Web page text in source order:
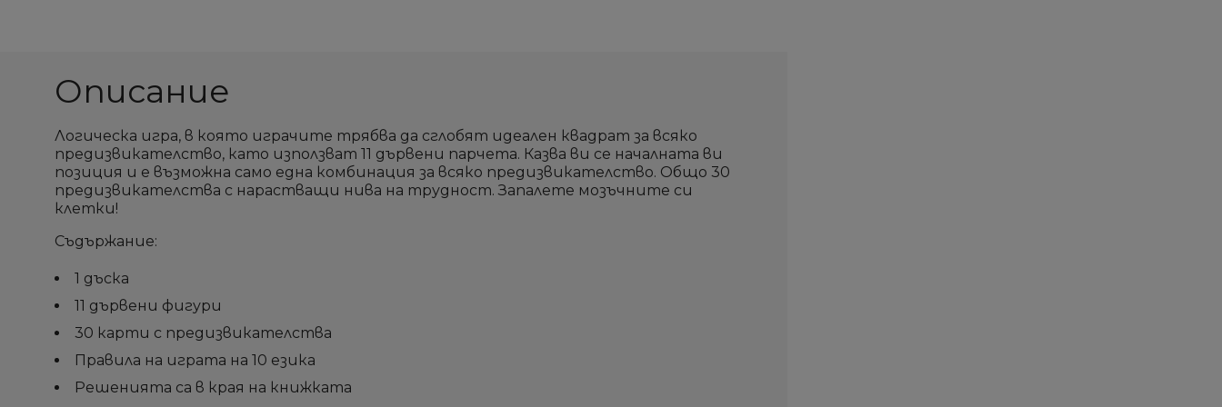
Описание
Логическа игра, в която играчите трябва да сглобят идеален квадрат за всяко
предизвикателство, като използват 11 дървени парчета. Казва ви се началната ви
позиция и е възможна само една комбинация за всяко предизвикателство. Общо 30
предизвикателства с нарастващи нива на трудност. Запалете мозъчните си
клетки!
Съдържание:
1 дъска
11 дървени фигури
30 карти с предизвикателства
Правила на играта на 10 езика
Решенията са в края на книжката